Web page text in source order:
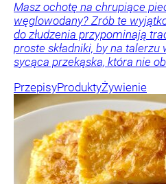
Masz ochotę na chrupiące
węglowodany? Zrób te
do złudzenia przypominają
proste składniki, by na talerzu
sycąca przekąska, która nie
PrzepisyProduktyŻywienie